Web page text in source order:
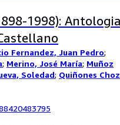
1998): Antologia
Fernandez, Juan Pedro;
; Merino, José María; Muñoz
Soledad; Quiñones